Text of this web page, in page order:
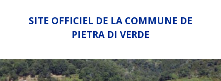
SITE OFFICIEL DE LA COMMUNE DE
PIETRA DI VERDE